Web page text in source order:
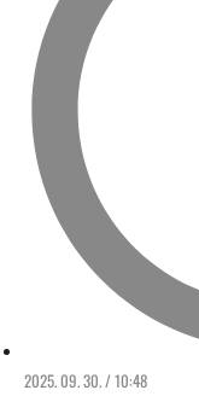
2025. 09. 30. / 10:48